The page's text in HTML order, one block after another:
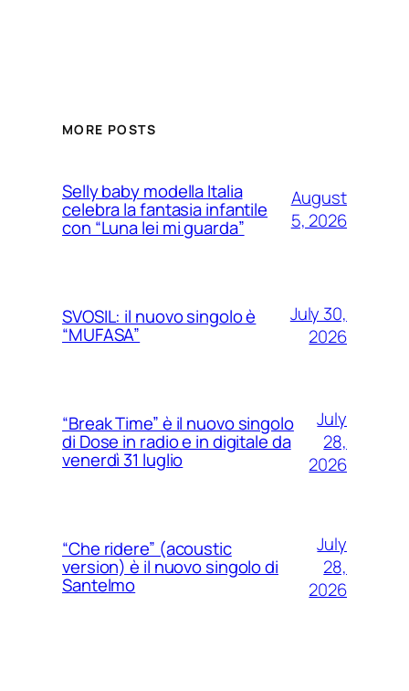
MORE POSTS
Selly baby modella Italia
celebra la fantasia infantile
con “Luna lei mi guarda”
August
5, 2026
SVOSIL: il nuovo singolo è
“MUFASA”
July 30,
2026
“Break Time” è il nuovo singolo
di Dose in radio e in digitale da
venerdì 31 luglio
July
28,
2026
“Che ridere” (acoustic
version) è il nuovo singolo di
Santelmo
July
28,
2026